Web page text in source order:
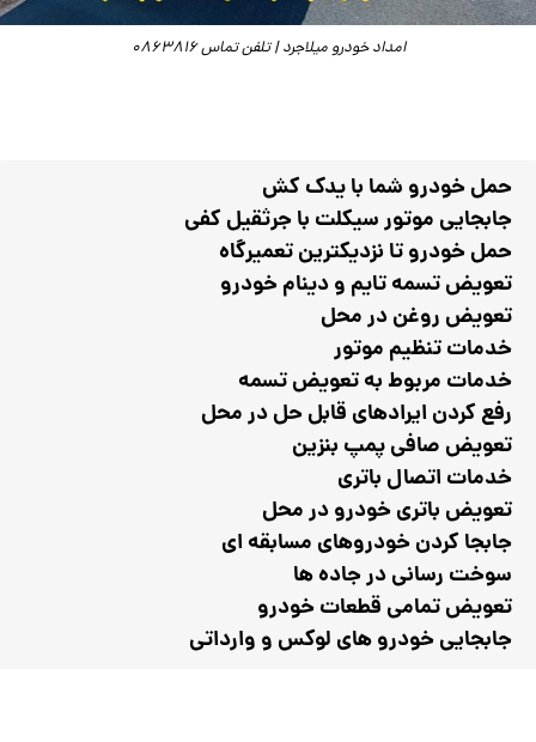
امداد خودرو میلاجرد | تلفن تماس 0863816
حمل خودرو شما با یدک کش
جابجایی موتور سیکلت با جرثقیل کفی
حمل خودرو تا نزدیکترین تعمیرگاه
تعویض تسمه تایم و دینام خودرو
تعویض روغن در محل
خدمات تنظیم موتور
خدمات مربوط به تعویض تسمه
رفع کردن ایراد‌‌های قابل حل در محل
تعویض صافی پمپ بنزین
خدمات اتصال باتری
تعویض باتری خودرو در محل
جابجا کردن خودرو‌های مسابقه ای
سوخت رسانی در جاده ها
تعویض تمامی قطعات خودرو
جابجایی خودرو های لوکس و وارداتی